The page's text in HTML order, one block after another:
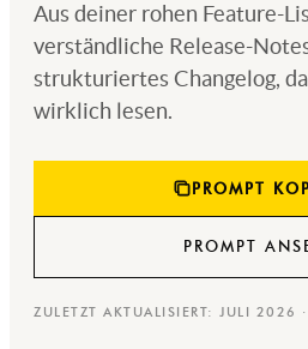
Aus deiner rohen Feature-
verständliche Release-
strukturiertes Changelog,
wirklich lesen.
PROMPT
PROMPT
ZULETZT AKTUALISIERT: JULI 2026